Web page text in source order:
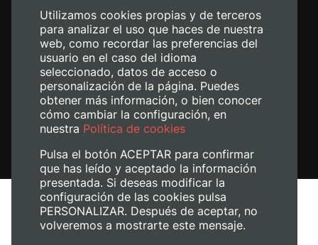
Avís legal
Política de cookies
Utilizamos cookies propias y de terceros
para analizar el uso que haces de nuestra
web, como recordar las preferencias del
usuario en el caso del idioma
seleccionado, datos de acceso o
personalización de la página. Puedes
obtener más información, o bien conocer
cómo cambiar la configuración, en
nuestra Política de cookies
Pulsa el botón ACEPTAR para confirmar
que has leído y aceptado la información
presentada. Si deseas modificar la
configuración de las cookies pulsa
PERSONALIZAR. Después de aceptar, no
volveremos a mostrarte este mensaje.